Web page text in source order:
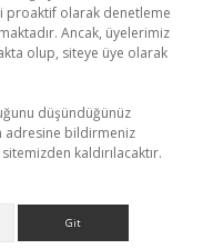
proaktif olarak denetleme
Ancak, üyelerimiz
olup, siteye üye olarak
düşündüğünüz
adresine bildirmeniz
kaldırılacaktır.